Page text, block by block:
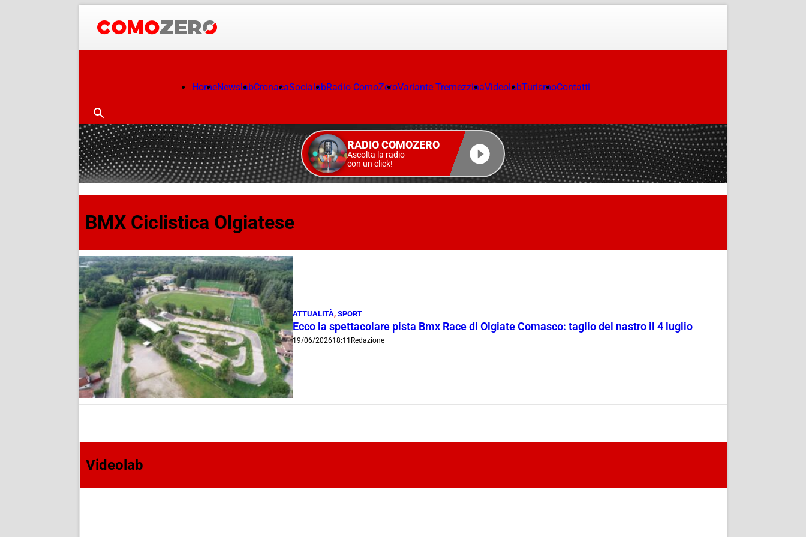
HomeNewslabCronacaSocialabRadio ComoZeroVariante TremezzinaVideolabTurismoContatti
RADIO COMOZERO
Ascolta la radio
con un click!
BMX Ciclistica Olgiatese
ATTUALITÀ,SPORT
Ecco la spettacolare pista Bmx Race di Olgiate Comasco: taglio del nastro il 4 luglio
19/06/202618:11 Redazione
Videolab